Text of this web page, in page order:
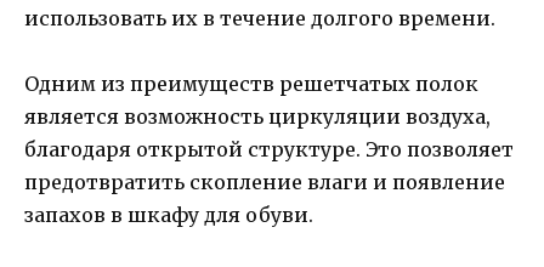
использовать их в течение долгого времени.
Одним из преимуществ решетчатых полок
является возможность циркуляции воздуха,
благодаря открытой структуре. Это позволяет
предотвратить скопление влаги и появление
запахов в шкафу для обуви.